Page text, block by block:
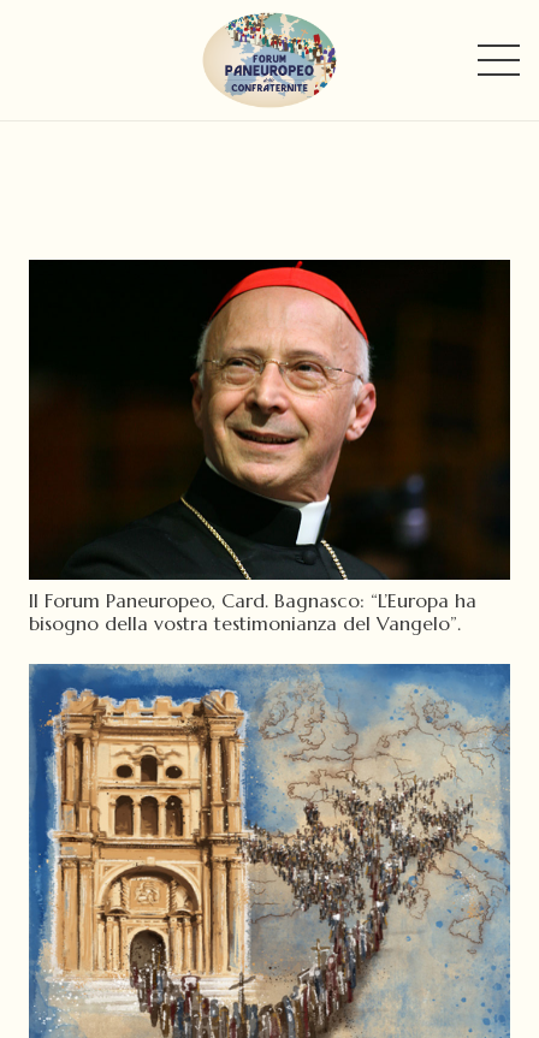
II Forum Paneuropeo, Card. Bagnasco: “L’Europa ha
bisogno della vostra testimonianza del Vangelo”.